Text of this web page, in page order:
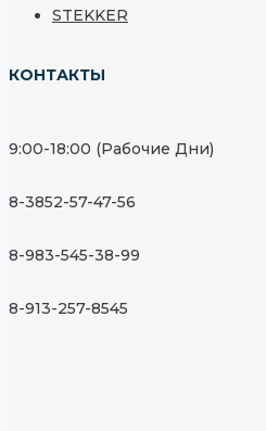
STEKKER
КОНТАКТЫ
9:00-18:00 (Рабочие Дни)
8-3852-57-47-56
8-983-545-38-99
8-913-257-8545